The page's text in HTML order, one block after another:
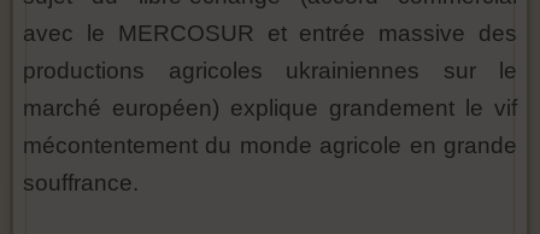
avec le MERCOSUR et entrée massive des
productions agricoles ukrainiennes sur le
marché européen) explique grandement le vif
mécontentement du monde agricole en grande
souffrance.